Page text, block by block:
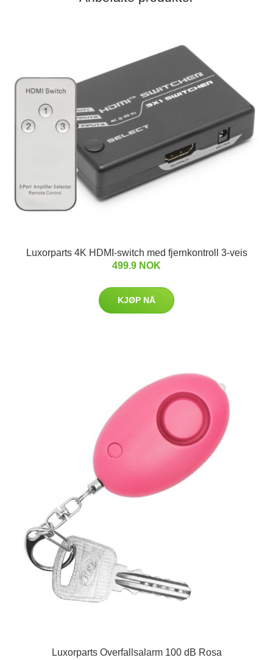
Luxorparts 4K HDMI-switch med fjernkontroll 3-veis
499.9 NOK
KJØP NÅ
Luxorparts Overfallsalarm 100 dB Rosa